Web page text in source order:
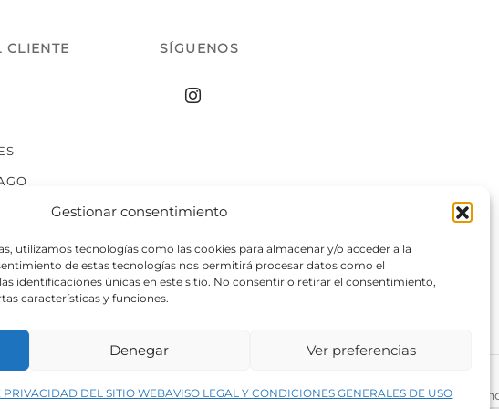
Gestionar consentimiento
utilizamos tecnologías como las cookies para almacenar y/o acceder a la
de estas tecnologías nos permitirá procesar datos como el
identificaciones únicas en este sitio. No consentir o retirar el consentimiento,
características y funciones.
Denegar Ver preferencias
PRIVACIDAD DEL SITIO WEBAVISO LEGAL Y CONDICIONES GENERALES DE USO
CLIENTE SÍGUENOS
Política de privacidad del sitio web ©2026 Decopintur- todos los